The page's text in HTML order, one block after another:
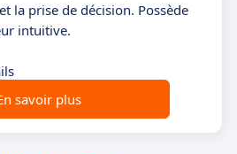
la prise de décision. Possède
intuitive.
savoir plus